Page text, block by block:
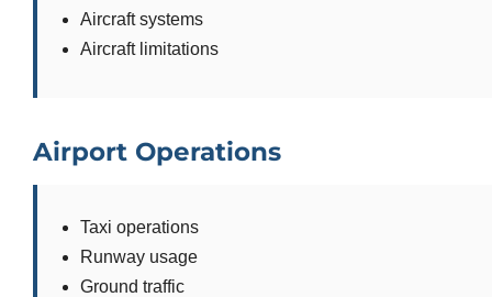
Aircraft systems
Aircraft limitations
Airport Operations
Taxi operations
Runway usage
Ground traffic